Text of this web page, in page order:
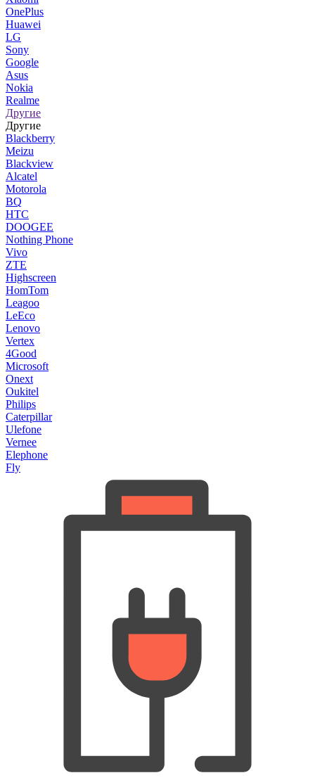
OnePlus
Huawei
LG
Sony
Google
Asus
Nokia
Realme
Другие
Другие
Blackberry
Meizu
Blackview
Alcatel
Motorola
BQ
HTC
DOOGEE
Nothing Phone
Vivo
ZTE
Highscreen
HomTom
Leagoo
LeEco
Lenovo
Vertex
4Good
Microsoft
Onext
Oukitel
Philips
Caterpillar
Ulefone
Vernee
Elephone
Fly